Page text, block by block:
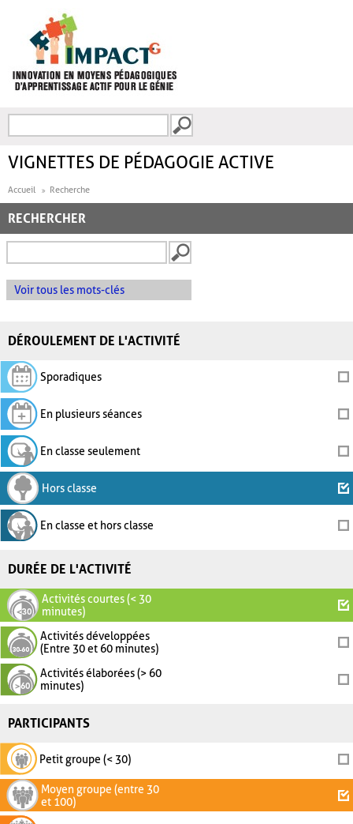
FORMULAIRE DE
VIGNETTES DE PÉDAGOGIE ACTIVE
Accueil Recherche
RECHERCHER
Voir tous les mots-clés
DÉROULEMENT DE L'ACTIVITÉ
Sporadiques
En plusieurs séances
En classe seulement
Hors classe
En classe et hors classe
DURÉE DE L'ACTIVITÉ
Activités courtes (< 30
minutes)
Activités développées
(Entre 30 et 60 minutes)
Activités élaborées (> 60
minutes)
PARTICIPANTS
Petit groupe (< 30)
Moyen groupe (entre 30
et 100)